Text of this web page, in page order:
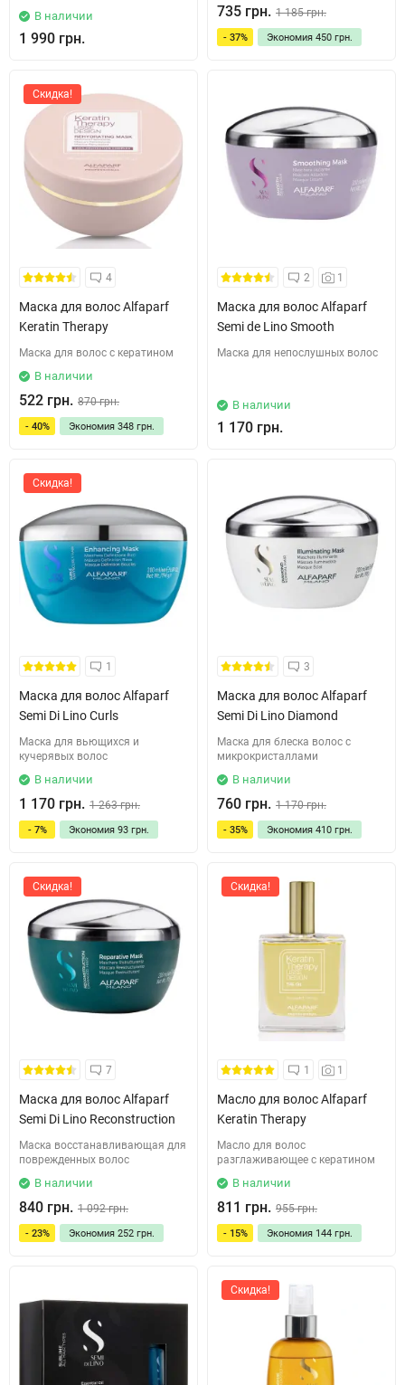
В наличии
1 990 грн.
735 грн. 1 185 грн.
- 37% Экономия 450 грн.
Скидка!
4
Маска для волос Alfaparf
Keratin Therapy
Маска для волос с кератином
В наличии
522 грн. 870 грн.
- 40% Экономия 348 грн.
2 1
Маска для волос Alfaparf
Semi de Lino Smooth
Маска для непослушных волос
В наличии
1 170 грн.
Скидка!
1
Маска для волос Alfaparf
Semi Di Lino Curls
Маска для вьющихся и
кучерявых волос
В наличии
1 170 грн. 1 263 грн.
- 7% Экономия 93 грн.
3
Маска для волос Alfaparf
Semi Di Lino Diamond
Маска для блеска волос с
микрокристаллами
В наличии
760 грн. 1 170 грн.
- 35% Экономия 410 грн.
Скидка!
7
Маска для волос Alfaparf
Semi Di Lino Reconstruction
Маска восстанавливающая для
поврежденных волос
В наличии
840 грн. 1 092 грн.
- 23% Экономия 252 грн.
Скидка!
1 1
Масло для волос Alfaparf
Keratin Therapy
Масло для волос
разглаживающее с кератином
В наличии
811 грн. 955 грн.
- 15% Экономия 144 грн.
Скидка!